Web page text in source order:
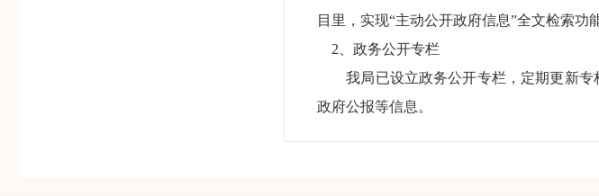
目里，实现“主动公开政府信息”全文检索功
2、政务公开专栏
我局已设立政务公开专栏，定期更新专
政府公报等信息。